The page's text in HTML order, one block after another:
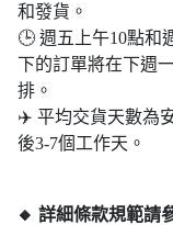
和發貨。
🕒 週五上午10點和
下的訂單將在下週
排。
✈️ 平均交貨天數為
後3-7個工作天。
🔸 詳細條款規範請